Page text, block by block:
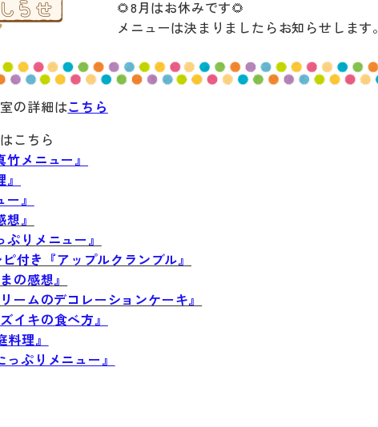
🌻8月はお休みです🌻
メニューは決まりましたらお知らせします。
の詳細はこちら
こちら
メニュー』
』
』
りメニュー』
付き『アップルクランブル』
の感想』
ームのデコレーションケーキ』
イキの食べ方』
理』
ぷりメニュー』